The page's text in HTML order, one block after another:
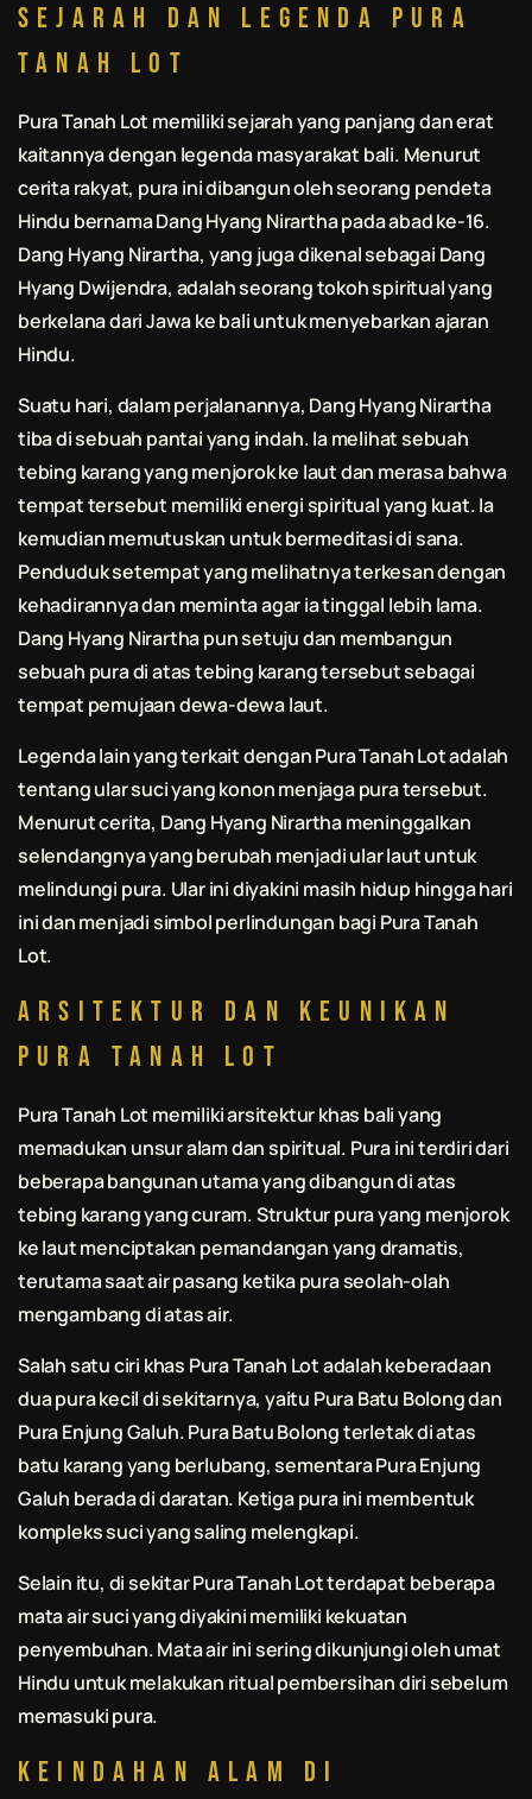
Sejarah dan Legenda Pura
Tanah Lot
Pura Tanah Lot memiliki sejarah yang panjang dan erat
kaitannya dengan legenda masyarakat bali. Menurut
cerita rakyat, pura ini dibangun oleh seorang pendeta
Hindu bernama Dang Hyang Nirartha pada abad ke-16.
Dang Hyang Nirartha, yang juga dikenal sebagai Dang
Hyang Dwijendra, adalah seorang tokoh spiritual yang
berkelana dari Jawa kebaliuntuk menyebarkan ajaran
Hindu.
Suatu hari, dalam perjalanannya, Dang Hyang Nirartha
tiba di sebuah pantai yang indah. Ia melihat sebuah
tebing karang yang menjorok ke laut dan merasa bahwa
tempat tersebut memiliki energi spiritual yang kuat. Ia
kemudian memutuskan untuk bermeditasi di sana.
Penduduk setempat yang melihatnya terkesan dengan
kehadirannya dan meminta agar ia tinggal lebih lama.
Dang Hyang Nirartha pun setuju dan membangun
sebuah pura di atas tebing karang tersebut sebagai
tempat pemujaan dewa-dewa laut.
Legenda lain yang terkait dengan Pura Tanah Lot adalah
tentang ular suci yang konon menjaga pura tersebut.
Menurut cerita, Dang Hyang Nirartha meninggalkan
selendangnya yang berubah menjadi ular laut untuk
melindungi pura. Ular ini diyakini masih hidup hingga hari
ini dan menjadi simbol perlindungan bagi Pura Tanah
Lot.
Arsitektur dan Keunikan
Pura Tanah Lot
Pura Tanah Lot memiliki arsitektur khas baliyang
memadukan unsur alam dan spiritual. Pura ini terdiri dari
beberapa bangunan utama yang dibangun di atas
tebing karang yang curam. Struktur pura yang menjorok
ke laut menciptakan pemandangan yang dramatis,
terutama saat air pasang ketika pura seolah-olah
mengambang di atas air.
Salah satu ciri khas Pura Tanah Lot adalah keberadaan
dua pura kecil di sekitarnya, yaitu Pura Batu Bolong dan
Pura Enjung Galuh. Pura Batu Bolong terletak di atas
batu karang yang berlubang, sementara Pura Enjung
Galuh berada di daratan. Ketiga pura ini membentuk
kompleks suci yang saling melengkapi.
Selain itu, di sekitar Pura Tanah Lot terdapat beberapa
mata air suci yang diyakini memiliki kekuatan
penyembuhan. Mata air ini sering dikunjungi oleh umat
Hindu untuk melakukan ritual pembersihan diri sebelum
memasuki pura.
Keindahan Alam di